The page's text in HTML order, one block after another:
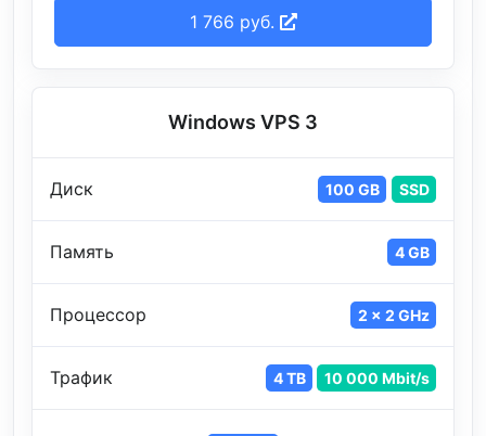
1 766 руб.
Windows VPS 3
Диск 100 GB SSD
Память 4 GB
Процессор 2 x 2 GHz
Трафик 4 TB 10 000 Mbit/s